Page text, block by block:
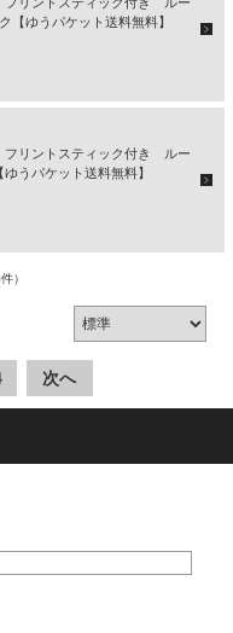
ゆうパケット送料無料】
リントスティック付き ルー
うパケット送料無料】
）
次へ